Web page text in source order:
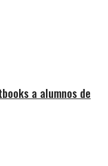
a alumnos de